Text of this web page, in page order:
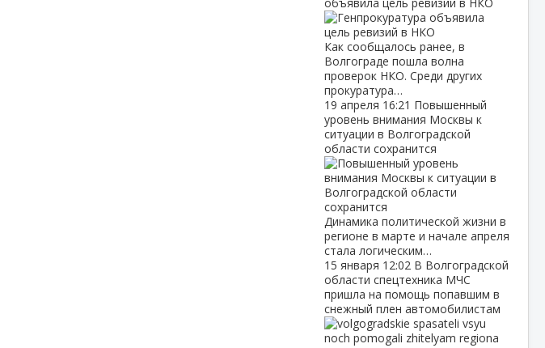
Как сообщалось ранее, в
Волгограде пошла волна
проверок НКО. Среди других
прокуратура…
19 апреля 16:21 Повышенный
уровень внимания Москвы к
ситуации в Волгоградской
области сохранится
Динамика политической жизни в
регионе в марте и начале апреля
стала логическим…
15 января 12:02 В Волгоградской
области спецтехника МЧС
пришла на помощь попавшим в
снежный плен автомобилистам